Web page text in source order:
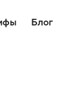
Блог